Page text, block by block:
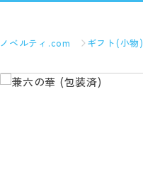
ノベルティ.com ギフト(小物)